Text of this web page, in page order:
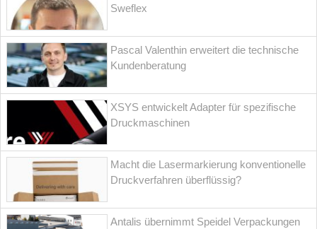
Sweflex
Pascal Valenthin erweitert die technische
Kundenberatung
XSYS entwickelt Adapter für spezifische
Druckmaschinen
Macht die Lasermarkierung konventionelle
Druckverfahren überflüssig?
Antalis übernimmt Speidel Verpackungen